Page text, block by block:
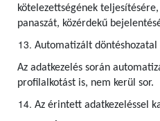
kötelezettségének
panaszát, közérdekű
Automatizált
Az adatkezelés során
profilalkotást is, nem kerül sor.
Az érintett adatkezeléssel